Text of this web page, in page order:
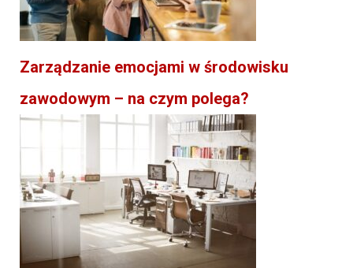
Zarządzanie emocjami w środowisku
zawodowym – na czym polega?